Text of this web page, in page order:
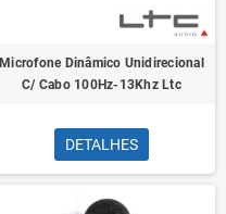
Microfone Dinâmico Unidirecional
C/ Cabo 100Hz-13Khz Ltc
DETALHES